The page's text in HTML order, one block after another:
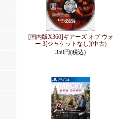
[国内版X360]ギアーズ オブ ウォ
ー 3[ジャケットなし](中古)
350円(税込)